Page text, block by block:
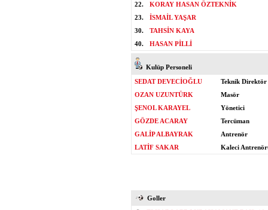
22.
KORAY HASAN ÖZTEKNİK
23.
İSMAİL YAŞAR
30.
TAHSİN KAYA
40.
HASAN PİLLİ
Kulüp Personeli
SEDAT DEVECİOĞLU
Teknik Direktör
OZAN UZUNTÜRK
Masör
ŞENOL KARAYEL
Yönetici
GÖZDE ACARAY
Tercüman
GALİP ALBAYRAK
Antrenör
LATİF SAKAR
Kaleci
Goller